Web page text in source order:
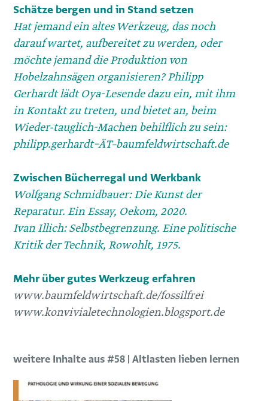
Schätze bergen und in Stand setzen
Hat jemand ein altes Werkzeug, das noch
darauf wartet, aufbereitet zu werden, oder
möchte jemand die Produktion von
Hobelzahnsägen organisieren? Philipp
Gerhardt lädt Oya-Lesende dazu ein, mit ihm
in Kontakt zu treten, und bietet an, beim
Wieder-tauglich-Machen behilflich zu sein:
philipp.gerhardt–ÄT–baumfeldwirtschaft.de
Zwischen Bücherregal und Werkbank
Wolfgang Schmidbauer: Die Kunst der
Reparatur. Ein Essay, Oekom, 2020.
Ivan Illich: Selbstbegrenzung. Eine politische
Kritik der Technik, Rowohlt, 1975.
Mehr über gutes Werkzeug erfahren
www.baumfeldwirtschaft.de/fossilfrei
www.konvivialetechnologien.blogsport.de
weitere Inhalte aus #58 | Altlasten lieben lernen